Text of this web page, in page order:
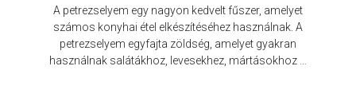
A petrezselyem egy nagyon kedvelt fűszer, amelyet
számos konyhai étel elkészítéséhez használnak. A
petrezselyem egyfajta zöldség, amelyet gyakran
használnak salátákhoz, levesekhez, mártásokhoz …